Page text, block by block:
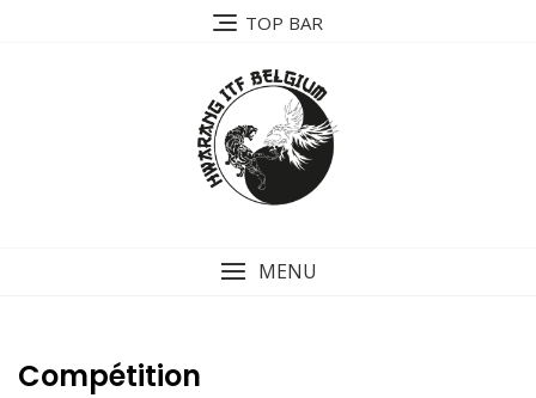
TOP BAR
MENU
Compétition